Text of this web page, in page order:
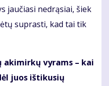
jaučiasi nedrąsiai, šiek
suprasti, kad tai tik
akimirkų vyrams – kai
juos ištikusių